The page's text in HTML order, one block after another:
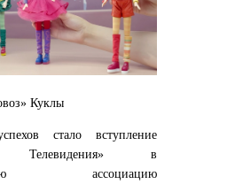
Куклы
стало вступление
Телевидения» в
ассоциацию